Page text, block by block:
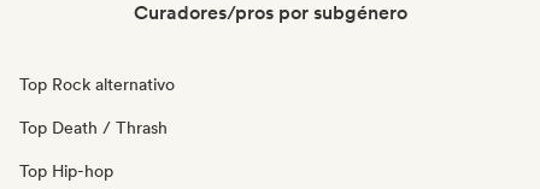
Curadores/pros por subgénero
Top Rock alternativo
Top Death / Thrash
Top Hip-hop